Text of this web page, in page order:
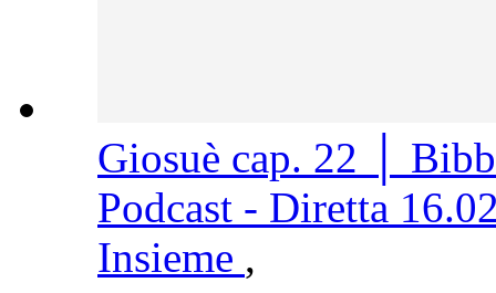
Giosuè cap. 22 │
Podcast - Diretta
Insieme ,